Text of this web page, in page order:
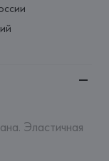
Эластичная